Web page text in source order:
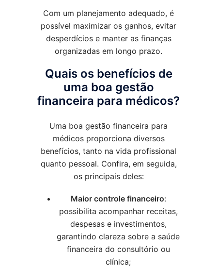
Com um planejamento adequado, é
possível maximizar os ganhos, evitar
desperdícios e manter as finanças
organizadas em longo prazo.
Quais os benefícios de
uma boa gestão
financeira para médicos?
Uma boa gestão financeira para
médicos proporciona diversos
benefícios, tanto na vida profissional
quanto pessoal. Confira, em seguida,
os principais deles:
Maior controle financeiro:
possibilita acompanhar receitas,
despesas e investimentos,
garantindo clareza sobre a saúde
financeira do consultório ou
clínica;